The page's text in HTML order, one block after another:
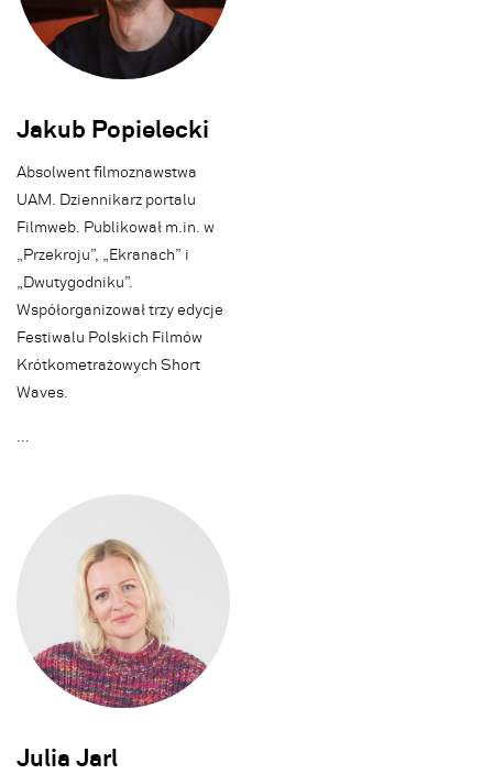
Jakub Popielecki
Absolwent filmoznawstwa
UAM. Dziennikarz portalu
Filmweb. Publikował m.in. w
„Przekroju”, „Ekranach” i
„Dwutygodniku”.
Współorganizował trzy edycje
Festiwalu Polskich Filmów
Krótkometrażowych Short
Waves.
...
Julia Jarl